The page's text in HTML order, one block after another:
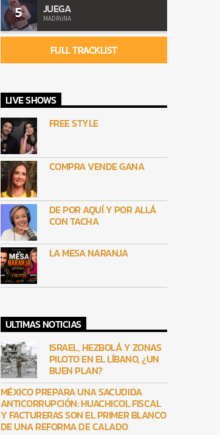
5 JUEGA
MADRiiNA
FULL TRACKLIST
LIVE SHOWS
FREE STYLE
COMPRA VENDE GANA
DE POR AQUÍ Y POR ALLÁ
CON TACHA
LA MESA NARANJA
ULTIMAS NOTICIAS
ISRAEL, HEZBOLÁ Y ZONAS
PILOTO EN EL LÍBANO, ¿UN
BUEN PLAN?
MÉXICO PREPARA UNA SACUDIDA
ANTICORRUPCIÓN: HUACHICOL FISCAL
Y FACTURERAS SON EL PRIMER BLANCO
DE UNA REFORMA DE CALADO